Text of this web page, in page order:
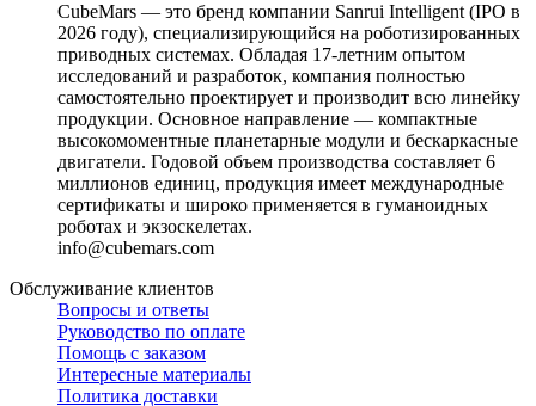
CubeMars — это бренд компании Sanrui Intelligent (IPO в
2026 году), специализирующийся на роботизированных
приводных системах. Обладая 17-летним опытом
исследований и разработок, компания полностью
самостоятельно проектирует и производит всю линейку
продукции. Основное направление — компактные
высокомоментные планетарные модули и бескаркасные
двигатели. Годовой объем производства составляет 6
миллионов единиц, продукция имеет международные
сертификаты и широко применяется в гуманоидных
роботах и экзоскелетах.
info@cubemars.com
Обслуживание клиентов
Вопросы и ответы
Руководство по оплате
Помощь с заказом
Интересные материалы
Политика доставки